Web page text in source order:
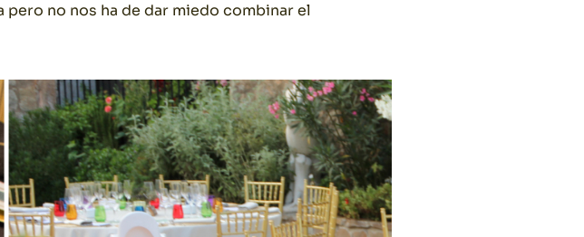
no nos ha de dar miedo combinar el